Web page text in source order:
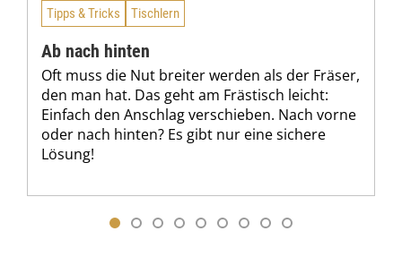
Tipps & Tricks Tischlern
Ab nach hinten
Oft muss die Nut breiter werden als der Fräser,
den man hat. Das geht am Frästisch leicht:
Einfach den Anschlag verschieben. Nach vorne
oder nach hinten? Es gibt nur eine sichere
Lösung!